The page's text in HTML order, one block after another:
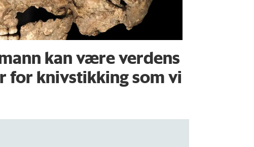
kan være verdens
for knivstikking som vi